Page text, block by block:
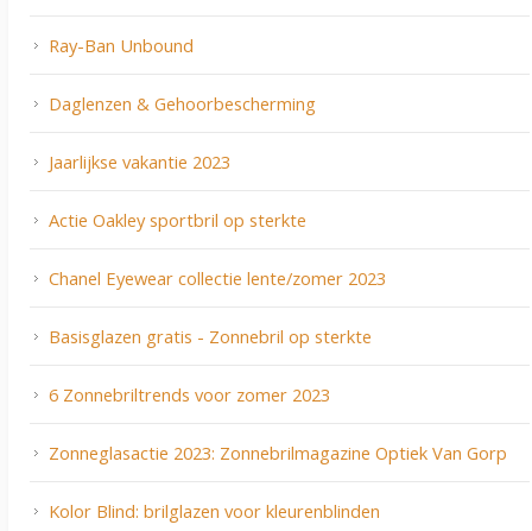
Ray-Ban Unbound
Daglenzen & Gehoorbescherming
Jaarlijkse vakantie 2023
Actie Oakley sportbril op sterkte
Chanel Eyewear collectie lente/zomer 2023
Basisglazen gratis - Zonnebril op sterkte
6 Zonnebriltrends voor zomer 2023
Zonneglasactie 2023: Zonnebrilmagazine Optiek Van Gorp
Kolor Blind: brilglazen voor kleurenblinden